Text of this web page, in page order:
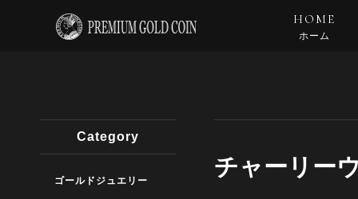
HOME
ホーム
チャーリー
Category
ゴールドジュエリー